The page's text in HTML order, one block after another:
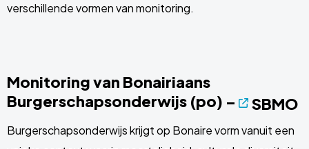
verschillende vormen van monitoring.
Monitoring van Bonairiaans
Burgerschapsonderwijs (po) –
SBMO
Burgerschapsonderwijs krijgt op Bonaire vorm vanuit een